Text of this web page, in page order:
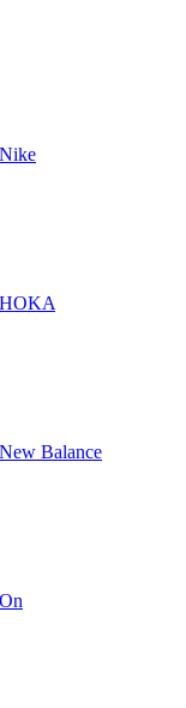
Nike
HOKA
New Balance
On